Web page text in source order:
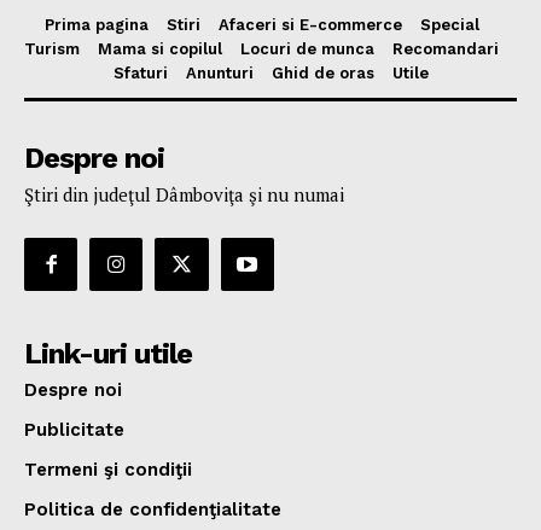
Prima pagina Stiri Afaceri si E-commerce
Special
Turism
Mama si copilul Locuri de munca
Recomandari
Sfaturi
Anunturi Ghid de oras Utile
Despre noi
Ştiri din judeţul Dâmboviţa şi nu numai
Link-uri utile
Despre noi
Publicitate
Termeni şi condiţii
Politica de confidenţialitate